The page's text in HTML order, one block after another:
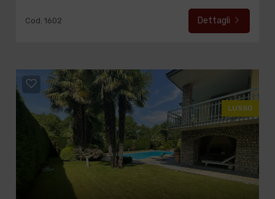
Cod. 1602 Dettagli
LUSSO